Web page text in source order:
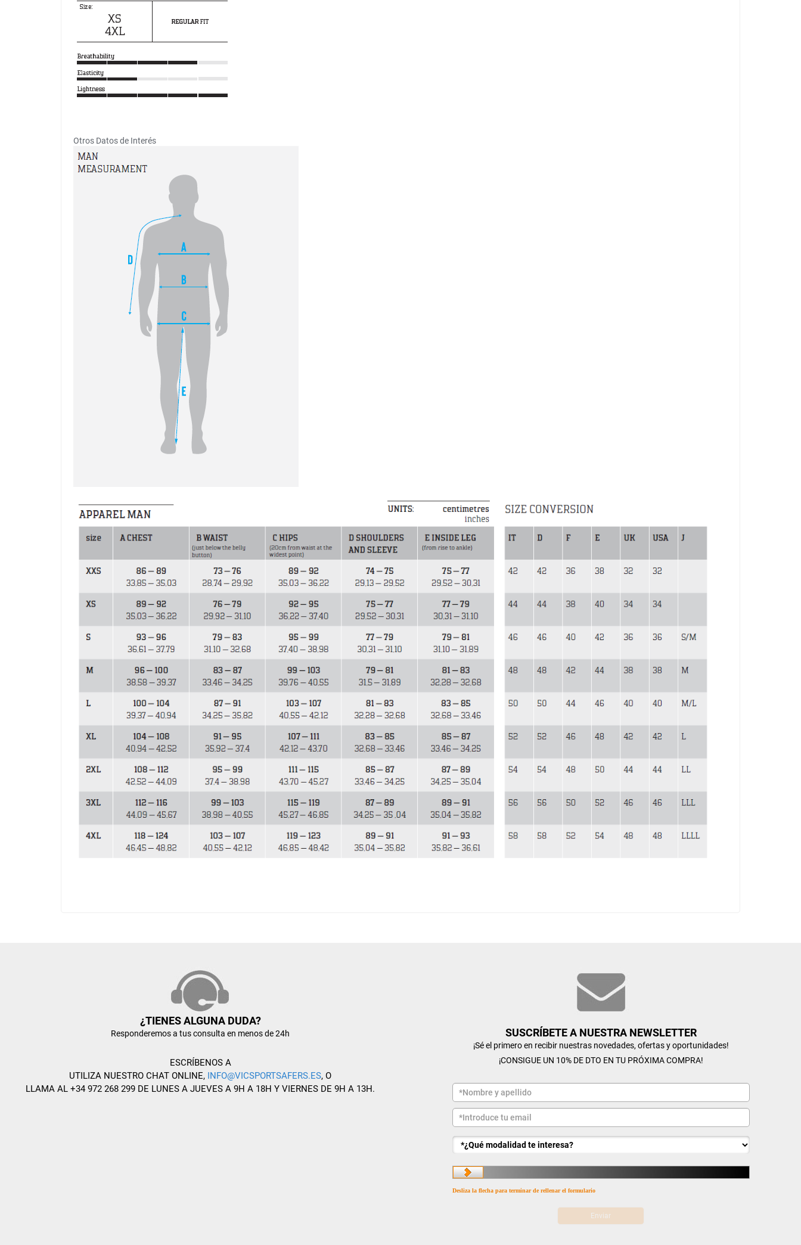
Otros Datos de Interés
¿TIENES ALGUNA DUDA?
Responderemos a tus consulta en menos de 24h
ESCRÍBENOS A
UTILIZA NUESTRO CHAT ONLINE, INFO@VICSPORTSAFERS.ES, O
LLAMA AL +34 972 268 299 DE LUNES A JUEVES A 9H A 18H Y VIERNES DE 9H A 13H.
SUSCRÍBETE A NUESTRA NEWSLETTER
¡Sé el primero en recibir nuestras novedades, ofertas y oportunidades!
¡CONSIGUE UN 10% DE DTO EN TU PRÓXIMA COMPRA!
Desliza la flecha para terminar de rellenar el formulario